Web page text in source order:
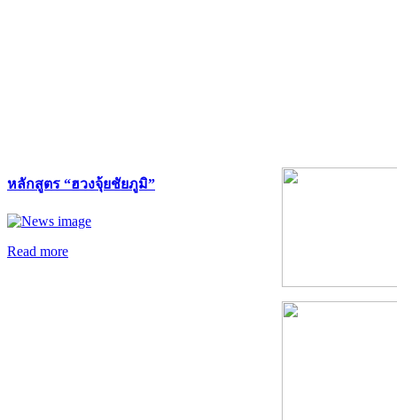
หลักสูตร “ฮวงจุ้ยชัยภูมิ”
Read more